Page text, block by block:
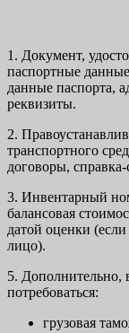
1. Документ,
паспортные
данные паспорта,
реквизиты.
2.
транспортного
договоры, справка-
3. Инвентарный
балансовая
датой оценки
лицо).
5. Дополнительно,
потребоваться:
грузовая